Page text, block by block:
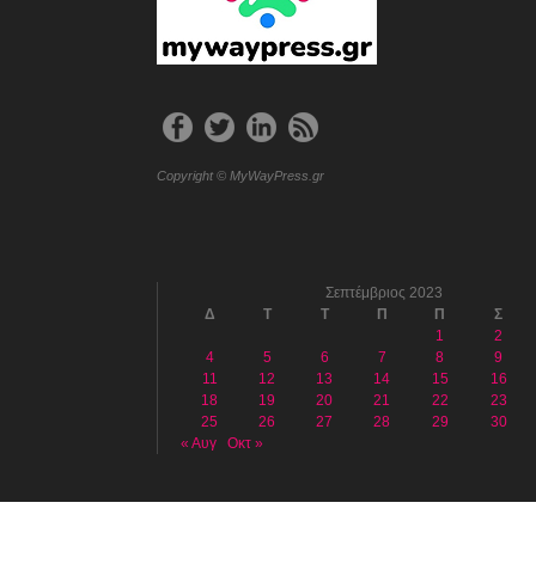
Copyright © MyWayPress.gr
Σεπτέμβριος 2023
Δ
Τ Τ Π Π
Σ
1
2
4
5 6 7 8
9
11
12 13 14 15
16
18
19 20 21 22
23
25
26 27 28 29
30
« Αυγ
Οκτ »